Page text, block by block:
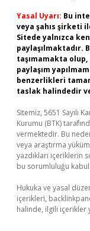
Yasal Uyarı: Bu
veya şahıs şirketi
Sitede yalnızca
paylaşılmaktadır.
taşımamakta
paylaşım
benzerlikleri
taslak halindedir
Sitemiz, 5651 Sayılı
Kurumu (BTK)
vermektedir. Bu
veya araştırma
yazdıkları içeriklerin
bu sorumluluğu kabul
Hukuka ve yasal
içerikleri,
halinde, ilgili içerikler